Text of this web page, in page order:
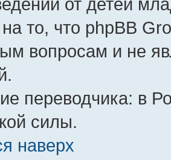
то, что phpBB
вопросам и не
переводчика: в
силы.
наверх